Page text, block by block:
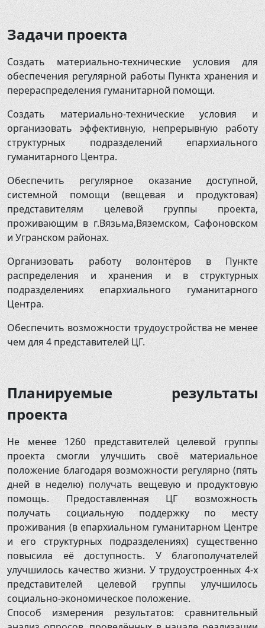
Задачи проекта
Создать материально-технические условия для
обеспечения регулярной работы Пункта хранения и
перераспределения гуманитарной помощи.
Создать материально-технические условия и
организовать эффективную, непрерывную работу
структурных подразделений епархиального
гуманитарного Центра.
Обеспечить регулярное оказание доступной,
системной помощи (вещевая и продуктовая)
представителям целевой группы проекта,
проживающим в г.Вязьма,Вяземском, Сафоновском
и Угранском районах.
Организовать работу волонтёров в Пункте
распределения и хранения и в структурных
подразделениях епархиального гуманитарного
Центра.
Обеспечить возможности трудоустройства не менее
чем для 4 представителей ЦГ.
Планируемые результаты
проекта
Не менее 1260 представителей целевой группы
проекта смогли улучшить своё материальное
положение благодаря возможности регулярно (пять
дней в неделю) получать вещевую и продуктовую
помощь. Предоставленная ЦГ возможность
получать социальную поддержку по месту
проживания (в епархиальном гуманитарном Центре
и его структурных подразделениях) существенно
повысила её доступность. У благополучателей
улучшилось качество жизни. У трудоустроенных 4-х
представителей целевой группы улучшилось
социально-экономическое положение.
Способ измерения результатов: сравнительный